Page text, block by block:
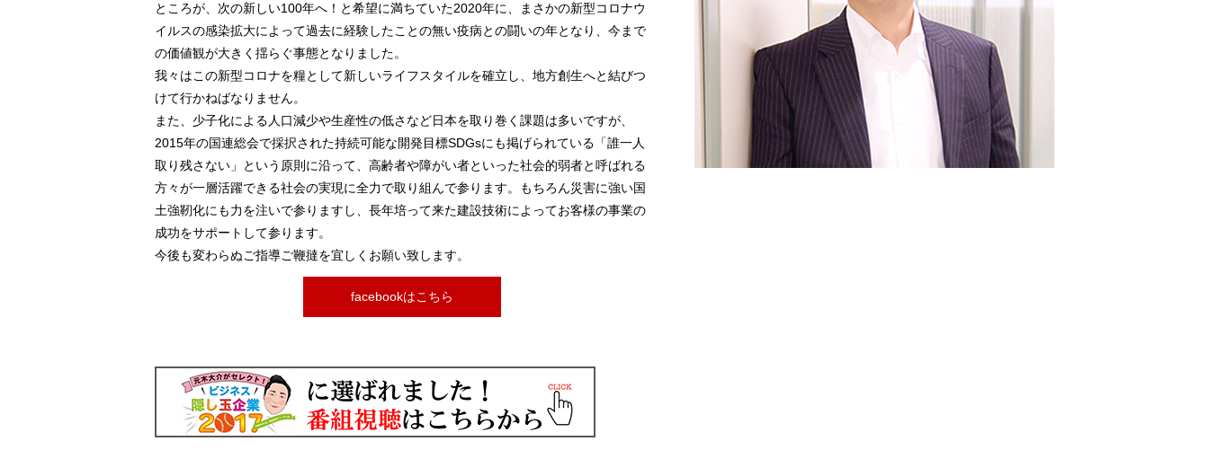
ところが、次の新しい100年へ！と希望に満ちていた2020年に、まさかの新型コロナウ
イルスの感染拡大によって過去に経験したことの無い疫病との闘いの年となり、今まで
の価値観が大きく揺らぐ事態となりました。
我々はこの新型コロナを糧として新しいライフスタイルを確立し、地方創生へと結びつ
けて行かねばなりません。
また、少子化による人口減少や生産性の低さなど日本を取り巻く課題は多いですが、
2015年の国連総会で採択された持続可能な開発目標SDGsにも掲げられている「誰一人
取り残さない」という原則に沿って、高齢者や障がい者といった社会的弱者と呼ばれる
方々が一層活躍できる社会の実現に全力で取り組んで参ります。もちろん災害に強い国
土強靭化にも力を注いで参りますし、長年培って来た建設技術によってお客様の事業の
成功をサポートして参ります。
今後も変わらぬご指導ご鞭撻を宜しくお願い致します。
facebookはこちら